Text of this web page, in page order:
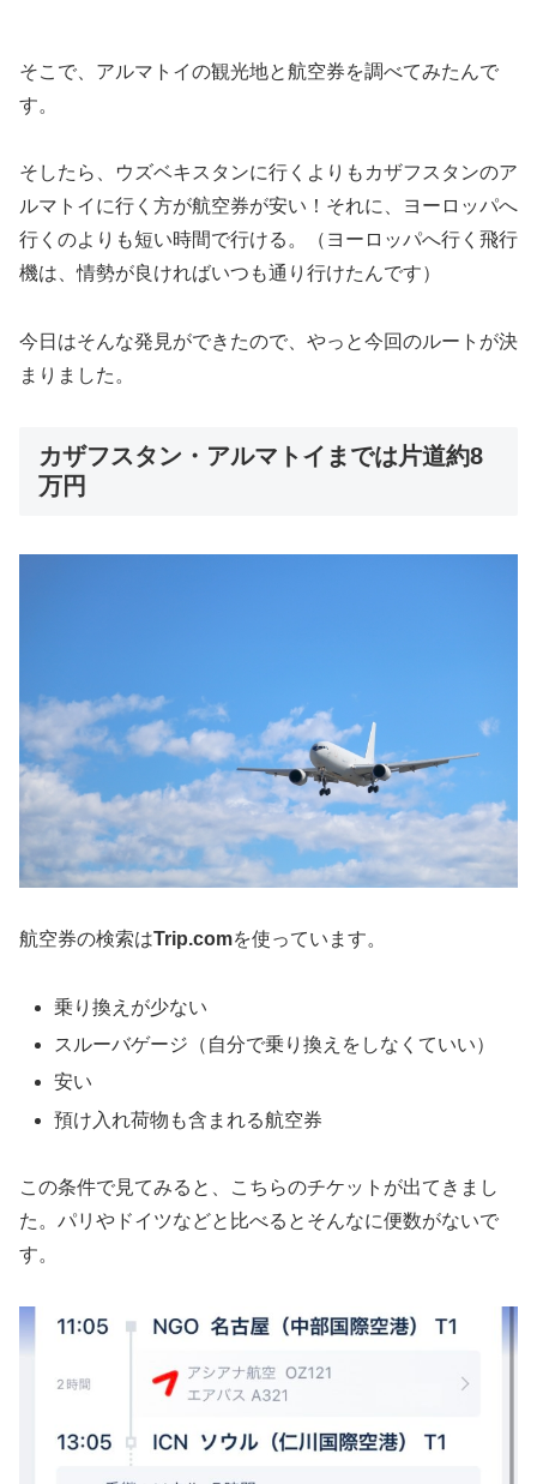
そこで、アルマトイの観光地と航空券を調べてみたんで
す。
そしたら、ウズベキスタンに行くよりもカザフスタンのア
ルマトイに行く方が航空券が安い！それに、ヨーロッパへ
行くのよりも短い時間で行ける。（ヨーロッパへ行く飛行
機は、情勢が良ければいつも通り行けたんです）
今日はそんな発見ができたので、やっと今回のルートが決
まりました。
カザフスタン・アルマトイまでは片道約8
万円
航空券の検索はTrip.comを使っています。
乗り換えが少ない
スルーバゲージ（自分で乗り換えをしなくていい）
安い
預け入れ荷物も含まれる航空券
この条件で見てみると、こちらのチケットが出てきまし
た。パリやドイツなどと比べるとそんなに便数がないで
す。